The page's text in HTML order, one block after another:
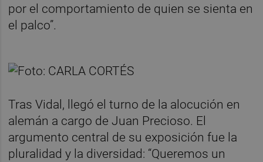
por el comportamiento de quien se sienta en
el palco”.
Tras Vidal, llegó el turno de la alocución en
alemán a cargo de Juan Precioso. El
argumento central de su exposición fue la
pluralidad y la diversidad: “Queremos un